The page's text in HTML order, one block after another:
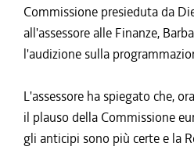
Commissione presieduta da
all'assessore alle Finanze,
l'audizione sulla
L'assessore ha spiegato che,
il plauso della Commissione
gli anticipi sono più certe e la